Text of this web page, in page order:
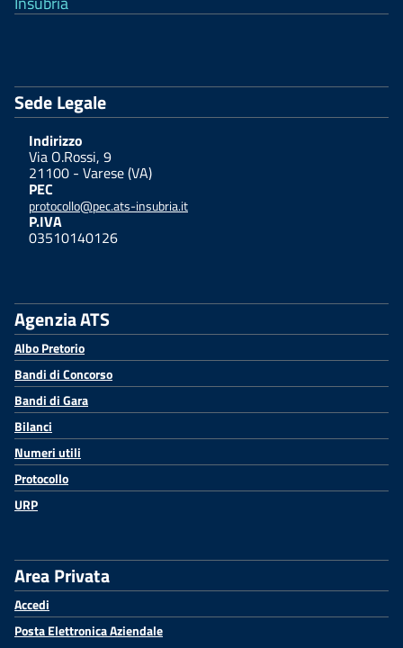
Sede Legale
Indirizzo
Via O.Rossi, 9
21100 - Varese (VA)
PEC
protocollo@pec.ats-insubria.it
P.IVA
03510140126
Agenzia ATS
Albo Pretorio
Bandi di Concorso
Bandi di Gara
Bilanci
Numeri utili
Protocollo
URP
Area Privata
Accedi
Posta Elettronica Aziendale